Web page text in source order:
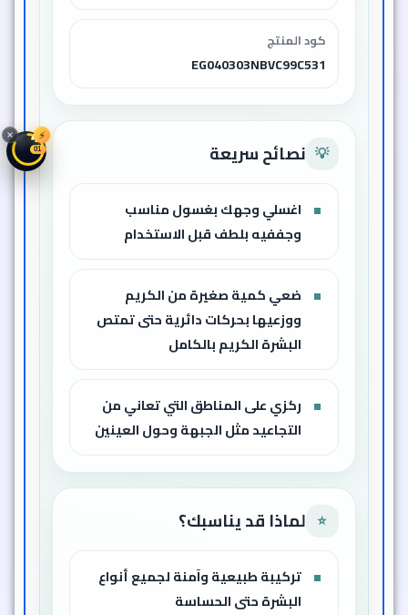
كود المنتج
EG040303NBVC99C531
💡 نصائح سريعة
اغسلي وجهك بغسول مناسب
وجففيه بلطف قبل الاستخدام
ضعي كمية صغيرة من الكريم
ووزعيها بحركات دائرية حتى تمتص
البشرة الكريم بالكامل
ركزي على المناطق التي تعاني من
التجاعيد مثل الجبهة وحول العينين
⭐ لماذا قد يناسبك؟
تركيبة طبيعية وآمنة لجميع أنواع
البشرة حتى الحساسة
⚡
48
58